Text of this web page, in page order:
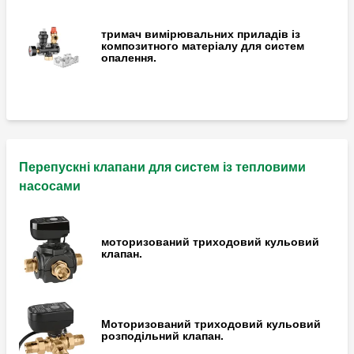
тримач вимірювальних приладів із
композитного матеріалу для систем
опалення.
Перепускні клапани для систем із тепловими
насосами
моторизований триходовий кульовий
клапан.
Моторизований триходовий кульовий
розподільний клапан.